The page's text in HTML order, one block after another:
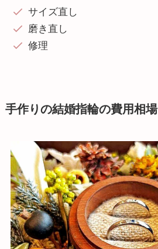
サイズ直し
磨き直し
修理
手作りの結婚指輪の費用相場